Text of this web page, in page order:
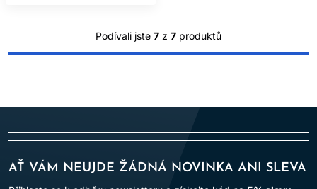
Podívali jste 7 z 7 produktů
AŤ VÁM NEUJDE ŽÁDNÁ NOVINKA ANI SLEVA